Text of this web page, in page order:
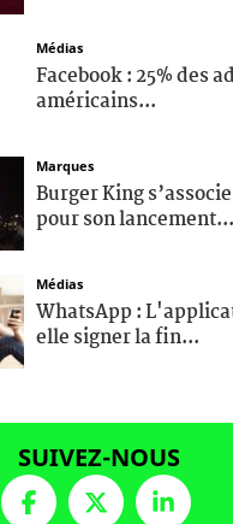
Médias
Facebook : 25% des
américains...
Marques
Burger King
pour son lancement...
Médias
WhatsApp :
elle signer la fin...
SUIVEZ-NOUS